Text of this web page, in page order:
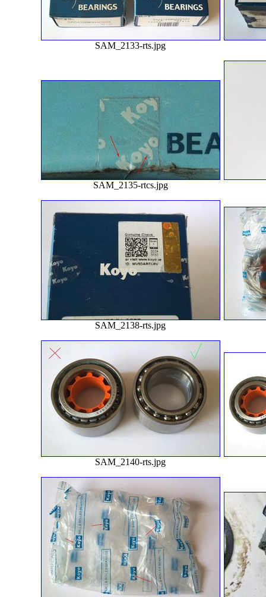
SAM_2133-rts.jpg
SAM_2135-rtcs.jpg
SAM_2138-rts.jpg
SAM_2140-rts.jpg